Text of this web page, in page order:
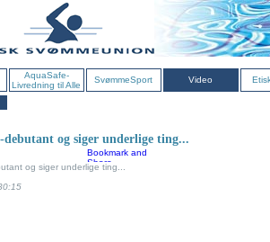
AquaSafe-
Livredning til Alle
SvømmeSport Video
debutant og siger underlige ting...
og siger underlige ting...